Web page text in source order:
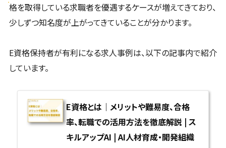
格を取得している求職者を優遇するケースが増えてきており、
少しずつ知名度が上がってきていることが分かります。
E資格保持者が有利になる求人事例は、以下の記事内で紹介
しています。
E資格とは｜メリットや難易度、合格
率、転職での活用方法を徹底解説 | ス
キルアップAI | AI人材育成・開発組織